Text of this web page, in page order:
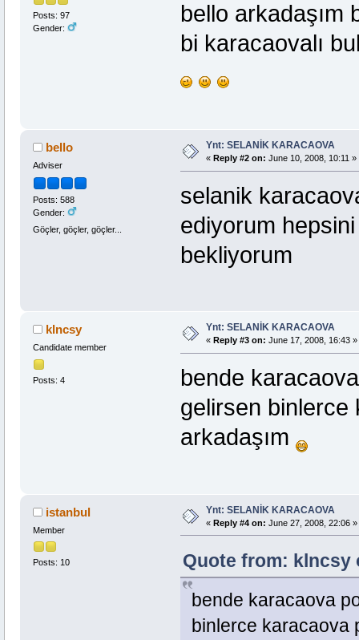
Posts: 97
Gender:
bello arkadaşım
bi karacaovalı
bello
Adviser
Posts: 588
Gender:
Göçler, göçler, göçler...
Ynt: SELANİK KARACAOVA
« Reply #2 on: June 10, 2008, 10:11 »
selanik
ediyorum
bekliyorum
klncsy
Candidate member
Posts: 4
Ynt: SELANİK KARACAOVA
« Reply #3 on: June 17, 2008, 16:43 »
bende
gelirsen binlerce
arkadaşım
istanbul
Member
Posts: 10
Ynt: SELANİK KARACAOVA
« Reply #4 on: June 27, 2008, 22:06 »
Quote from: klncsy
bende karacaova
binlerce karacaova